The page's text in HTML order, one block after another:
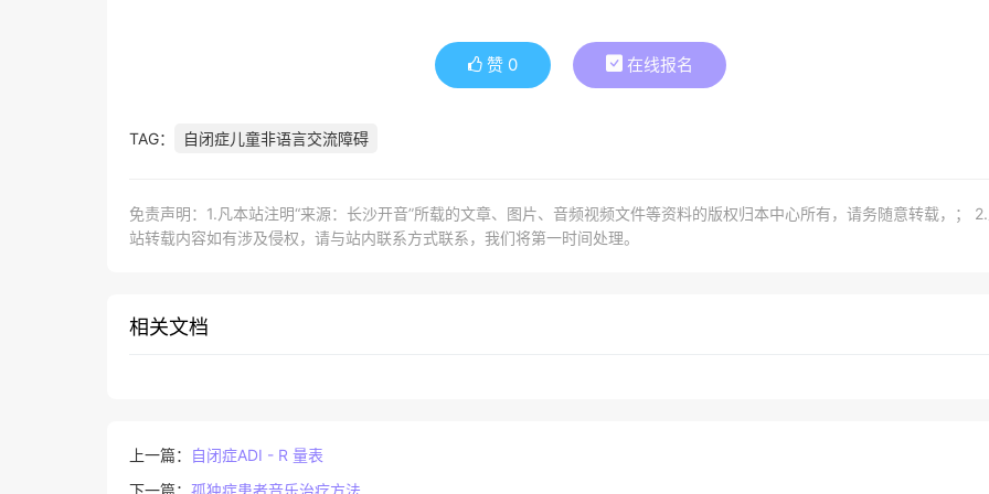
赞 0 在线报名
TAG： 自闭症儿童非语言交流障碍
免责声明：1.凡本站注明“来源：长沙开音”所载的文章、图片、音频视频文件等资料的版权归本中心所有，请务随意转载，；
站转载内容如有涉及侵权，请与站内联系方式联系，我们将第一时间处理。
相关文档
上一篇：
自闭症ADI - R 量表
下一篇： 孤独症患者音乐治疗方法